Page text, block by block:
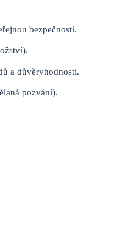
bezpečností.
a důvěryhodnosti.
pozvání).